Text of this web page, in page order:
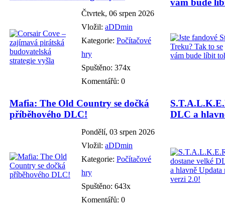
Čtvrtek, 06 srpen 2026
Vložil: aDDmin
Kategorie: Počítačové
hry
Spuštěno: 374x
Komentářů: 0
vám bude
Mafia: The Old Country se dočká
příběhového DLC!
Pondělí, 03 srpen 2026
Vložil: aDDmin
Kategorie: Počítačové
hry
Spuštěno: 643x
Komentářů: 0
DLC a